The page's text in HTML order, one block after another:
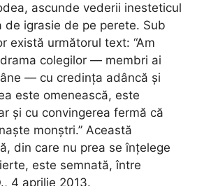
ascunde vederii inesteticul
de igrasie de pe perete. Sub
există următorul text: “Am
colegilor — membri ai
— cu credința adâncă și
este omenească, este
și cu convingerea fermă că
monștri.” Această
din care nu prea se înțelege
este semnată, între
4 aprilie 2013.